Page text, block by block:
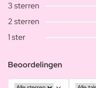
3 sterren
2 sterren
1 ster
Beoordelingen